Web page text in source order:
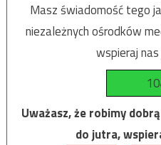
Masz świadomość tego
niezależnych ośrodków
wspieraj
Uważasz, że robimy
do jutra,